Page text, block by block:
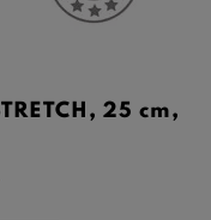
25 cm,